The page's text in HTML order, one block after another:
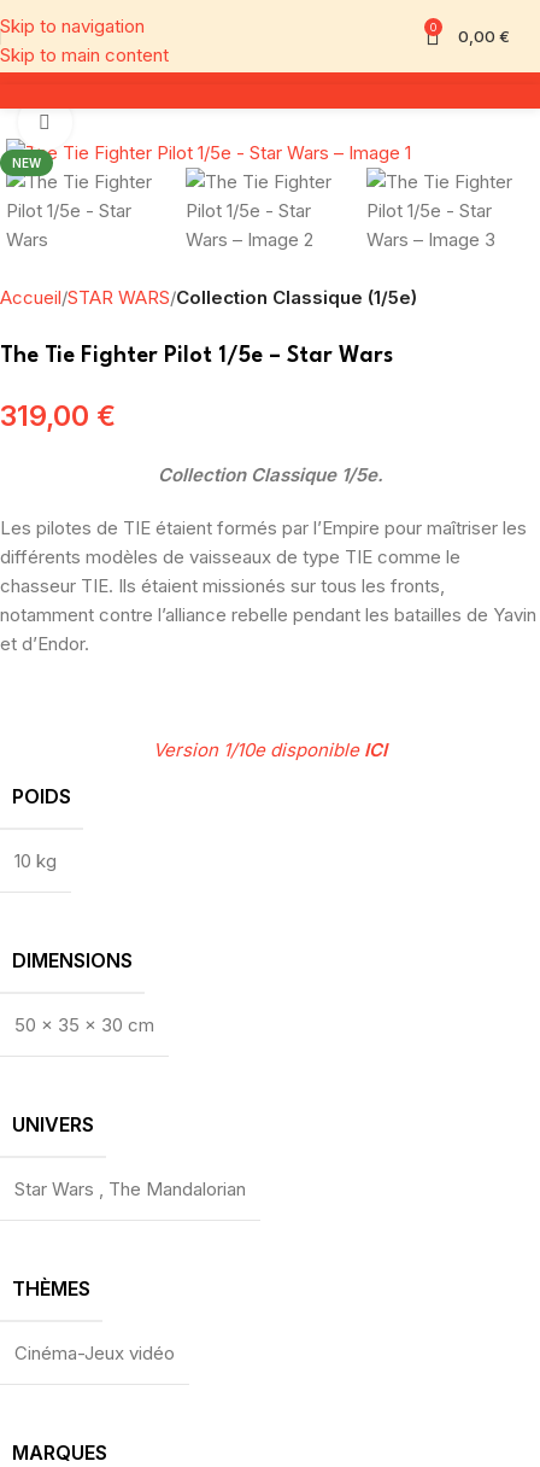
Skip to navigation
Skip to main content
0 0,00 €
NEW
Accueil STAR WARS Collection Classique (1/5e)
The Tie Fighter Pilot 1/5e – Star Wars
319,00 €
Collection Classique 1/5e.
Les pilotes de TIE étaient formés par l’Empire pour maîtriser les
différents modèles de vaisseaux de type TIE comme le
chasseur TIE. Ils étaient missionés sur tous les fronts,
notamment contre l’alliance rebelle pendant les batailles de Yavin
et d’Endor.
Version 1/10e disponible ICI
POIDS
10 kg
DIMENSIONS
50 × 35 × 30 cm
UNIVERS
Star Wars , The Mandalorian
THÈMES
Cinéma-Jeux vidéo
MARQUES